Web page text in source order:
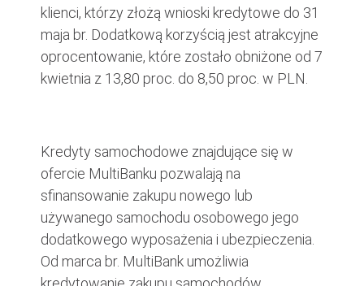
klienci, którzy złożą wnioski kredytowe do 31
maja br. Dodatkową korzyścią jest atrakcyjne
oprocentowanie, które zostało obniżone od 7
kwietnia z 13,80 proc. do 8,50 proc. w PLN.
Kredyty samochodowe znajdujące się w
ofercie MultiBanku pozwalają na
sfinansowanie zakupu nowego lub
używanego samochodu osobowego jego
dodatkowego wyposażenia i ubezpieczenia.
Od marca br. MultiBank umożliwia